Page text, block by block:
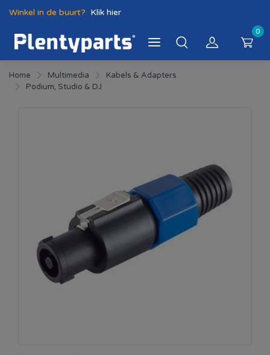
Winkel in de buurt? Klik hier
0
Home Multimedia
Kabels & Adapters
Podium, Studio & DJ